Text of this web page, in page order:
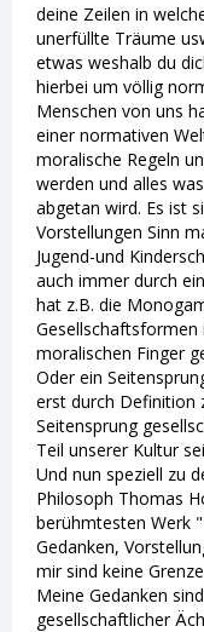
deine Zeilen in
unerfüllte Träume
etwas weshalb du
hierbei um völlig
Menschen von uns
einer normativen
moralische Regeln
werden und alles
abgetan wird. Es ist
Vorstellungen Sinn
Jugend-und
auch immer durch
hat z.B. die
Gesellschaftsformen
moralischen Finger
Oder ein
erst durch Definition
Seitensprung
Teil unserer Kultur
Und nun speziell zu
Philosoph Thomas
berühmtesten Werk
Gedanken,
mir sind keine
Meine Gedanken
gesellschaftlicher